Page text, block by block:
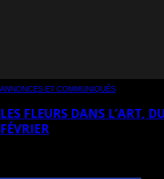
ANNONCES ET COMMUNIQUÉS
LES FLEURS DANS L’ART,
FÉVRIER